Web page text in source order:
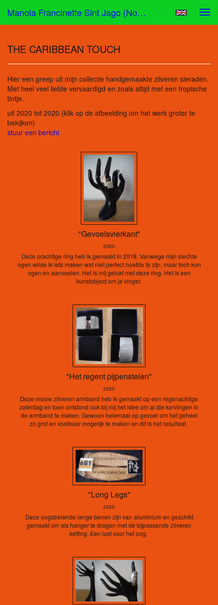
Manola Francinette Sint Jago (nona) - THE CARIBBEAN TOUCH
THE CARIBBEAN TOUCH
Hier een greep uit mijn collectie handgemaakte zilveren sieraden.
Met heel veel liefde vervaardigd en zoals altijd met een tropische
tintje.
uit 2020 tot 2020 (klik op de afbeelding om het werk groter te
bekijken)
stuur een bericht
"Gevoelsvierkant"
2020
Deze prachtige ring heb ik gemaakt in 2018. Vanwege mijn slechte
ogen wilde ik iets maken wat niet perfect hoefde te zijn, maar toch kon
ogen en aanvoelen. Het is mij gelukt met deze ring. Het is een
kunstobject om je vinger.
"Het regent pijpenstelen"
2020
Deze mooie zilveren armband heb ik gemaakt op een regenachtige
zaterdag en toen ontstond ook bij mij het idee om al die kervingen in
de armband te maken. Gewoon helemaal op gevoel om het geheel
zo grof en voelbaar mogelijk te maken en dit is het resultaat.
"Long Legs"
2020
Deze oogstrelende lange benen zijn van aluminium en geschikt
gemaakt om als hanger te dragen met de bijpassende zilveren
ketting. Een lust voor het oog.